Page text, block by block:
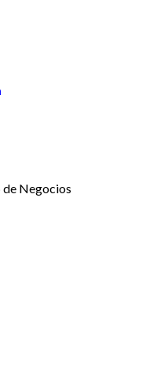
Negocios